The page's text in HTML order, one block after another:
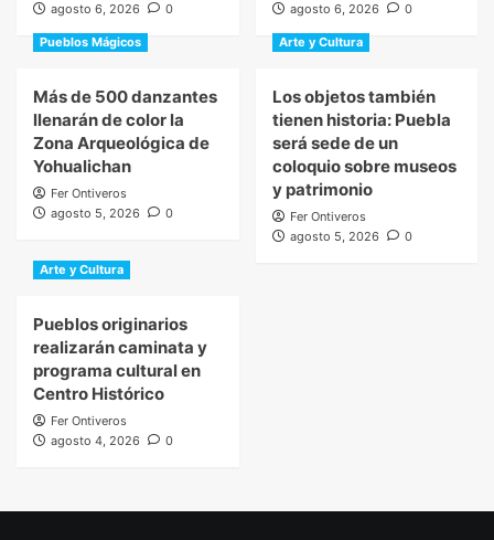
agosto 6, 2026
0
agosto 6, 2026
0
Pueblos Mágicos
Más de 500 danzantes
llenarán de color la
Zona Arqueológica de
Yohualichan
Fer Ontiveros
agosto 5, 2026
0
Arte y Cultura
Los objetos también
tienen historia: Puebla
será sede de un
coloquio sobre museos
y patrimonio
Fer Ontiveros
agosto 5, 2026
0
Arte y Cultura
Pueblos originarios
realizarán caminata y
programa cultural en
Centro Histórico
Fer Ontiveros
agosto 4, 2026
0